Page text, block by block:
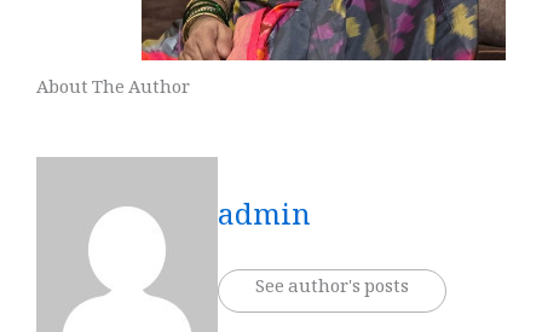
About The Author
admin
See author's posts